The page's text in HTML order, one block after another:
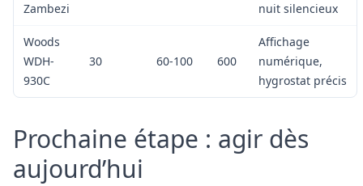
Zambezi
nuit silencieux
Woods
WDH-
930C
30 60-100 600
Affichage
numérique,
hygrostat précis
Prochaine étape : agir dès
aujourd’hui